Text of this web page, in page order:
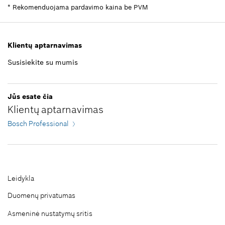
Dėti į krepšelį
*Rekomenduojama pardavimo kaina be PVM
Informacija apie atsargines dalis
50,51 €*
*Rekomenduojama pardavimo kaina be PVM
Dėti į krepšelį
* Rekomenduojama pardavimo kaina be PVM
Klientų aptarnavimas
Susisiekite su mumis
Jūs esate čia
Klientų aptarnavimas
Bosch Professional
Leidykla
Duomenų privatumas
Asmeninė nustatymų sritis